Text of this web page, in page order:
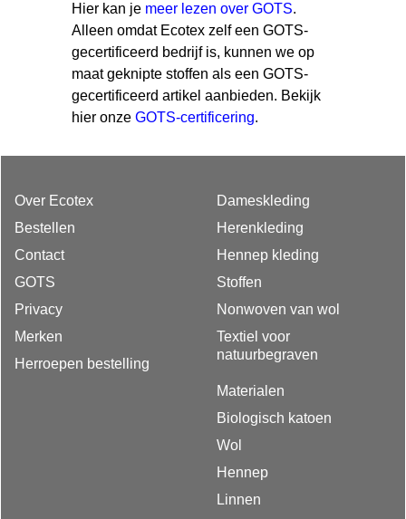
Hier kan je meer lezen over GOTS.
Alleen omdat Ecotex zelf een GOTS-
gecertificeerd bedrijf is, kunnen we op
maat geknipte stoffen als een GOTS-
gecertificeerd artikel aanbieden. Bekijk
hier onze GOTS-certificering.
Over Ecotex
Bestellen
Contact
GOTS
Privacy
Merken
Herroepen bestelling
Dameskleding
Herenkleding
Hennep kleding
Stoffen
Nonwoven van wol
Textiel voor
natuurbegraven
Materialen
Biologisch katoen
Wol
Hennep
Linnen